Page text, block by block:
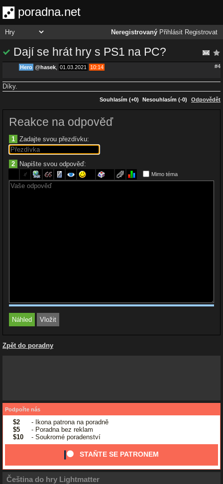
poradna.net
Neregistrovaný Přihlásit Registrovat
Dají se hrát hry s PS1 na PC?
Hero @hasek 01.03.2021 10:14 #4
Díky.
Souhlasím (+0) Nesouhlasím (-0) Odpovědět
Reakce na odpověď
1 Zadajte svou přezdívku:
2 Napište svou odpověď:
Mimo téma
Zpět do poradny
Podpořte nás
$2
- Ikona patrona na poradně
$5
- Poradna bez reklam
$10
- Soukromé poradenství
STAŇTE SE PATRONEM
Čeština do hry Lightmatter